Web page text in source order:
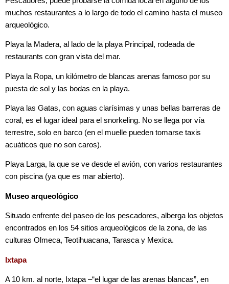
muchos restaurantes a lo largo de todo el camino hasta el museo
arqueológico.
Playa la Madera, al lado de la playa Principal, rodeada de
restaurants con gran vista del mar.
Playa la Ropa, un kilómetro de blancas arenas famoso por su
puesta de sol y las bodas en la playa.
Playa las Gatas, con aguas clarísimas y unas bellas barreras de
coral, es el lugar ideal para el snorkeling. No se llega por vía
terrestre, solo en barco (en el muelle pueden tomarse taxis
acuáticos que no son caros).
Playa Larga, la que se ve desde el avión, con varios restaurantes
con piscina (ya que es mar abierto).
Museo arqueológico
Situado enfrente del paseo de los pescadores, alberga los objetos
encontrados en los 54 sitios arqueológicos de la zona, de las
culturas Olmeca, Teotihuacana, Tarasca y Mexica.
Ixtapa
A 10 km. al norte, Ixtapa –“el lugar de las arenas blancas”, en